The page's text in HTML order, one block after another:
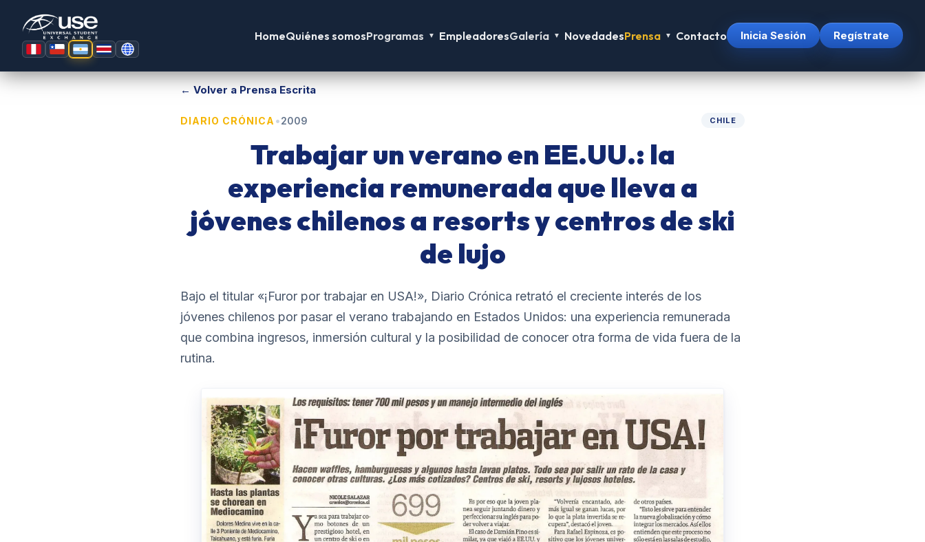
HomeQuiénes somosProgramas ▼ EmpleadoresGalería ▼ NovedadesPrensa ▼ Contacto Inicia Sesión Regístrate
← Volver a Prensa Escrita
DIARIO CRÓNICA •2009 CHILE
Trabajar un verano en EE.UU.: la
experiencia remunerada que lleva a
jóvenes chilenos a resorts y centros de ski
de lujo
Bajo el titular «¡Furor por trabajar en USA!», Diario Crónica retrató el creciente interés de los
jóvenes chilenos por pasar el verano trabajando en Estados Unidos: una experiencia remunerada
que combina ingresos, inmersión cultural y la posibilidad de conocer otra forma de vida fuera de la
rutina.